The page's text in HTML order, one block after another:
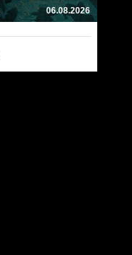
06.08.2026